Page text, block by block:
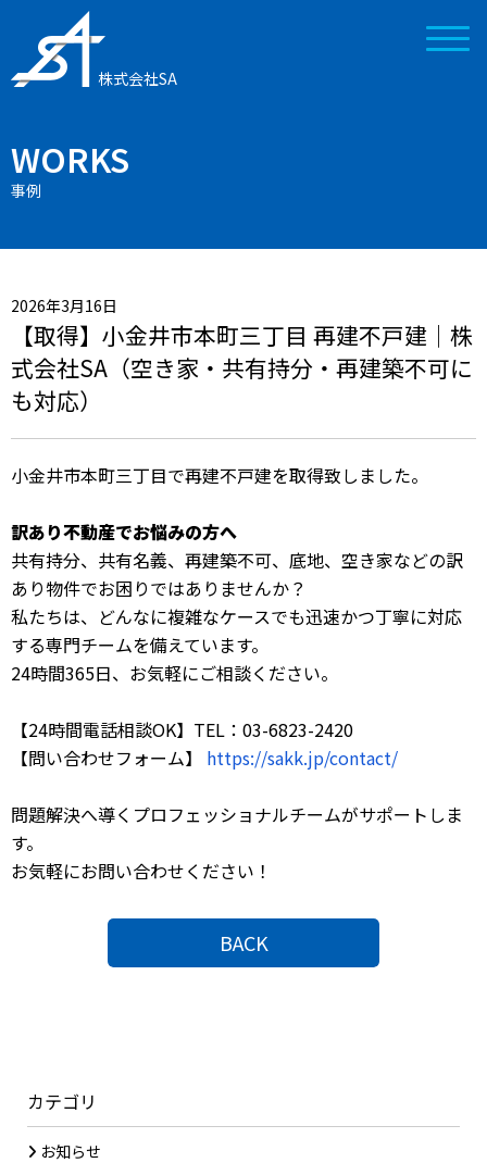
株式会社SA
WORKS
事例
2026年3月16日
【取得】小金井市本町三丁目 再建不戸建｜株
式会社SA（空き家・共有持分・再建築不可に
も対応）
小金井市本町三丁目で再建不戸建を取得致しました。
訳あり不動産でお悩みの方へ
共有持分、共有名義、再建築不可、底地、空き家などの訳
あり物件でお困りではありませんか？
私たちは、どんなに複雑なケースでも迅速かつ丁寧に対応
する専門チームを備えています。
24時間365日、お気軽にご相談ください。
【24時間電話相談OK】TEL：03-6823-2420
【問い合わせフォーム】 https://sakk.jp/contact/
問題解決へ導くプロフェッショナルチームがサポートしま
す。
お気軽にお問い合わせください！
BACK
カテゴリ
お知らせ